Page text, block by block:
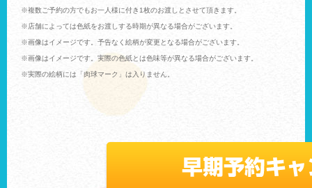
※複数ご予約の方でもお一人様に付き1枚のお渡しとさせて頂きます。
※店舗によっては色紙をお渡しする時期が異なる場合がございます。
※画像はイメージです。予告なく絵柄が変更となる場合がございます。
※画像はイメージです。実際の色紙とは色味等が異なる場合がございます。
※実際の絵柄には「肉球マーク」は入りません。